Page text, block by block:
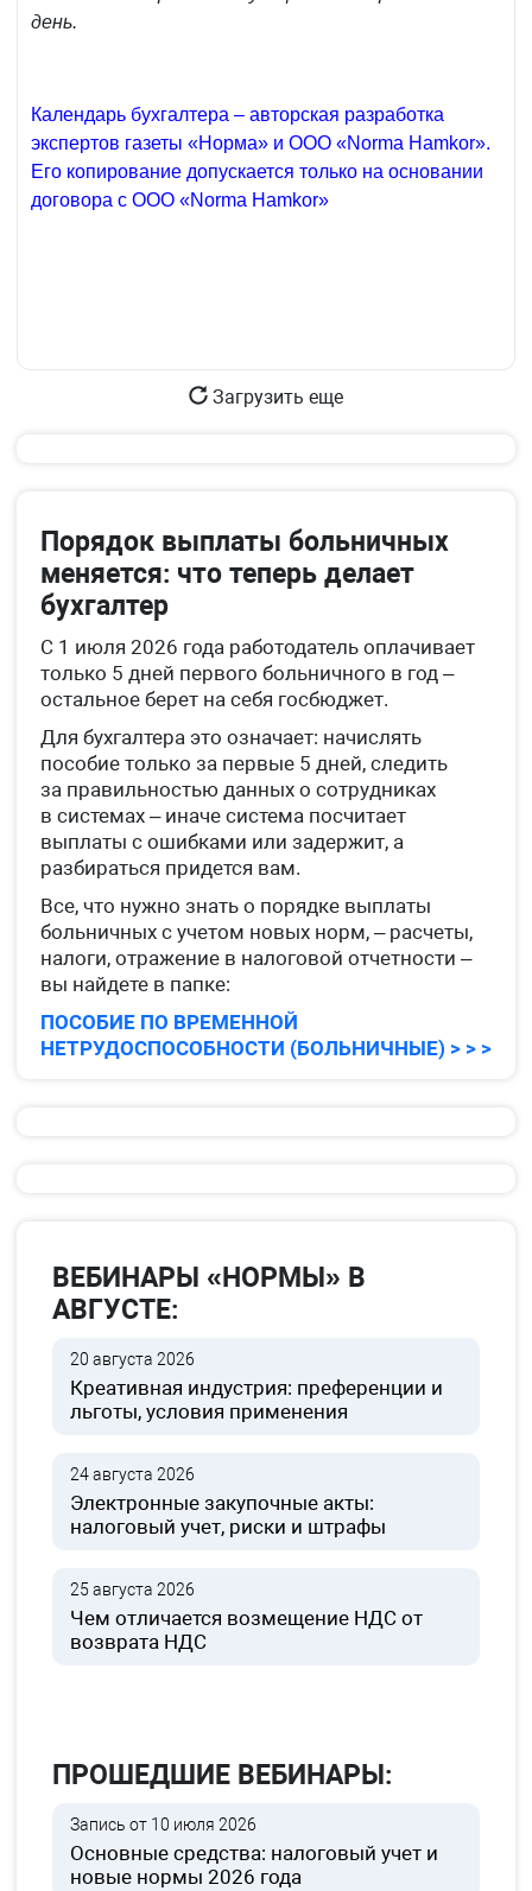
день.
Календарь бухгалтера – авторская разработка
экспертов газеты «Норма» и ООО «Norma Hamkor».
Его копирование допускается только на основании
договора с ООО «Norma Hamkor»
Загрузить еще
Порядок выплаты больничных
меняется: что теперь делает
бухгалтер
С 1 июля 2026 года работодатель оплачивает
только 5 дней первого больничного в год –
остальное берет на себя госбюджет.
Для бухгалтера это означает: начислять
пособие только за первые 5 дней, следить
за правильностью данных о сотрудниках
в системах – иначе система посчитает
выплаты с ошибками или задержит, а
разбираться придется вам.
Все, что нужно знать о порядке выплаты
больничных с учетом новых норм, – расчеты,
налоги, отражение в налоговой отчетности –
вы найдете в папке:
ПОСОБИЕ ПО ВРЕМЕННОЙ
НЕТРУДОСПОСОБНОСТИ (БОЛЬНИЧНЫЕ) > > >
ВЕБИНАРЫ «НОРМЫ» В
АВГУСТЕ:
20 августа 2026
Креативная индустрия: преференции и
льготы, условия применения
24 августа 2026
Электронные закупочные акты:
налоговый учет, риски и штрафы
25 августа 2026
Чем отличается возмещение НДС от
возврата НДС
ПРОШЕДШИЕ ВЕБИНАРЫ:
Запись от 10 июля 2026
Основные средства: налоговый учет и
новые нормы 2026 года